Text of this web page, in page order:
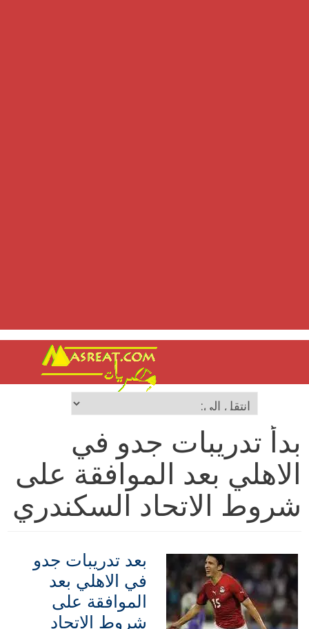
بدأ تدريبات جدو في
الاهلي بعد الموافقة على
شروط الاتحاد السكندري
بعد تدريبات جدو
في الاهلي بعد
الموافقة على
شروط الاتحاد